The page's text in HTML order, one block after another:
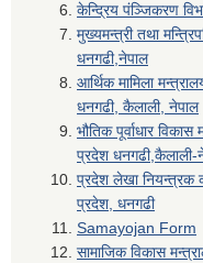
केन्द्रिय पंञ्जिकरण
मुख्यमन्त्री तथा
धनगढी,नेपाल
आर्थिक मामिला
धनगढी, कैलाली, नेपाल
भौतिक पूर्वाधार
प्रदेश धनगढी,कैलाली-
प्रदेश लेखा नियन्त्रक
प्रदेश, धनगढी
Samayojan Form
सामाजिक विकास